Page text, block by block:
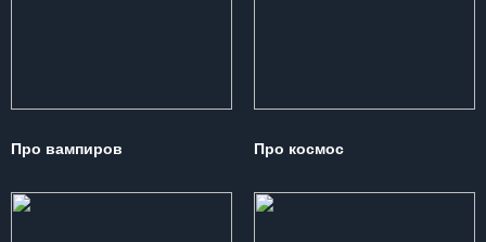
Про вампиров Про космос